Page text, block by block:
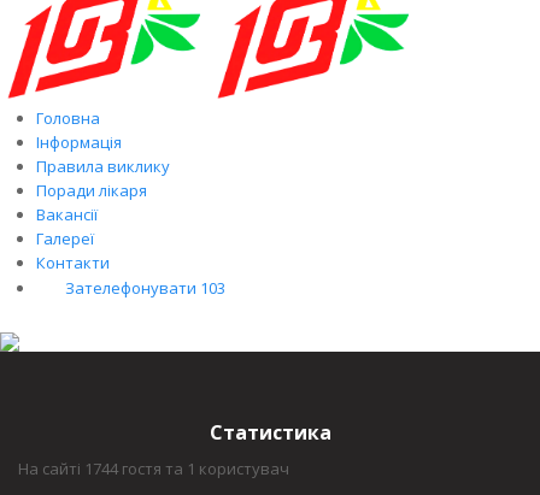
Головна
Інформація
Правила виклику
Поради лікаря
Вакансії
Галереї
Контакти
Зателефонувати 103
Статистика
На сайті 1744 гостя та 1 користувач